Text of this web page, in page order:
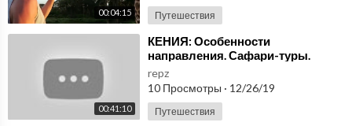
00:04:15 Путешествия
00:41:10
⁣КЕНИЯ: Особенности
направления. Сафари-туры.
Обзор пляжных отелей Момбасы
repz
10 Просмотры · 12/26/19
Путешествия